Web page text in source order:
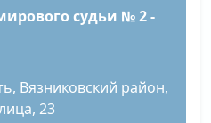
судьи № 2 -
Вязниковский район,
23